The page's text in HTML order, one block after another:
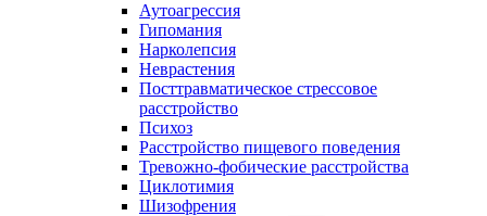
Аутоагрессия
Гипомания
Нарколепсия
Неврастения
Посттравматическое стрессовое
расстройство
Психоз
Расстройство пищевого поведения
Тревожно-фобические расстройства
Циклотимия
Шизофрения